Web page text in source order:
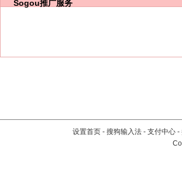
Sogou推广服务
设置首页 - 搜狗输入法 - 支付中心 -